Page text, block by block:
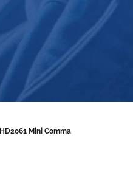
HD2061 Mini Comma